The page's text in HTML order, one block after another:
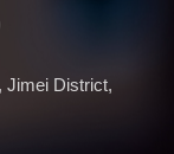
Jimei District,